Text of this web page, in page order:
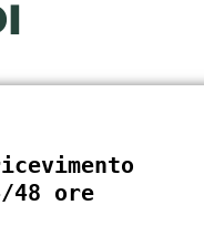
48 ore